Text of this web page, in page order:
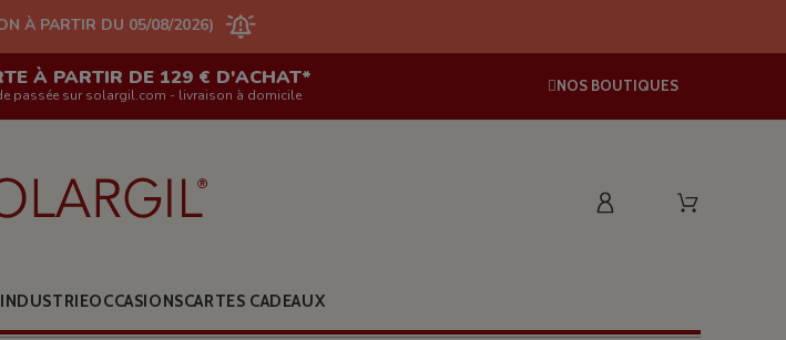
05/08/2026)
À PARTIR DE 129 € D'ACHAT*
passée sur solargil.com - livraison à domicile
NOS BOUTIQUES
INDUSTRIEOCCASIONSCARTES CADEAUX